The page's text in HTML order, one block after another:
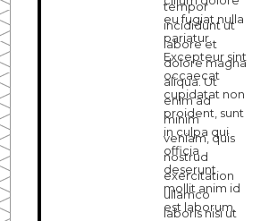
eu fugiat nulla
pariatur.
Excepteur sint
occaecat
cupidatat non
proident, sunt
in culpa qui
officia
deserunt
mollit anim id
est laborum.
tempor
incididunt ut
labore et
dolore magna
aliqua. Ut
enim ad
minim
veniam, quis
nostrud
exercitation
ullamco
laboris nisi ut